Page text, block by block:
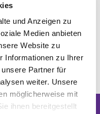
und Anzeigen zu
Medien anbieten
Website zu
Informationen zu Ihrer
Partner für
weiter. Unsere
möglicherweise mit
ihnen bereitgestellt